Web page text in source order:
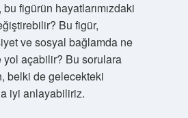
bu figürün hayatlarımızdaki
Bu figür,
ve sosyal bağlamda ne
açabilir? Bu sorulara
belki de gelecekteki
iyi anlayabiliriz.